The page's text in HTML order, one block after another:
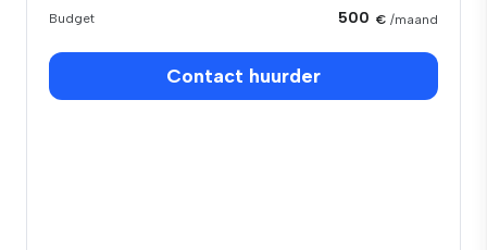
Budget 500 € /maand
Contact huurder